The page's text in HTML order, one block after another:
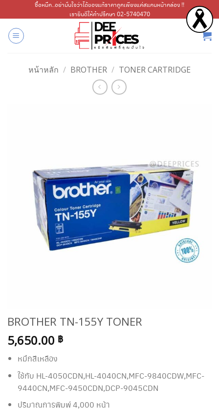
ไป
เนื้อหา
ซื้อหมึก..อย่ามั่นใจว่าได้ของแท้ราคาถูกเพียงแค่สแกนหน้ากล่อง !!
เรายินดีให้คำปรึกษา 02-5740470
หน้าหลัก / BROTHER / TONER CARTRIDGE
BROTHER TN-155Y TONER
5,650.00 ฿
หมึกสีเหลือง
ใช้กับ HL-4050CDN,HL-4040CN,MFC-9840CDW,MFC-
9440CN,MFC-9450CDN,DCP-9045CDN
ปริมาณการพิมพ์ 4,000 หน้า